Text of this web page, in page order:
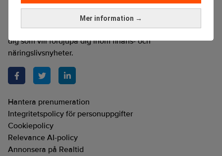
Mer information →
Realtid är en oberoende och kostnadsfri nyhetskanal för
dig som vill fördjupa dig inom finans- och
näringslivsnyheter.
Hantera prenumeration
Integritetspolicy för personuppgifter
Cookiepolicy
Relevance AI-policy
Annonsera på Realtid